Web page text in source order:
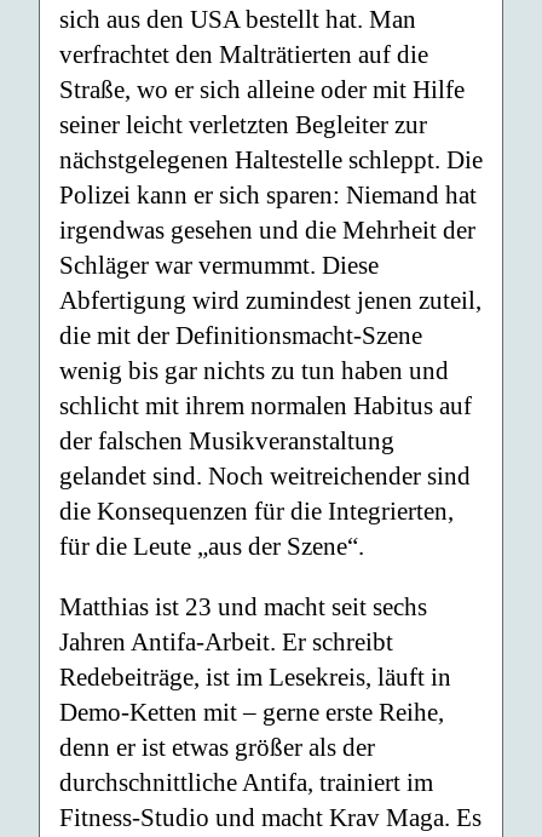
sich aus den USA bestellt hat. Man
verfrachtet den Malträtierten auf die
Straße, wo er sich alleine oder mit Hilfe
seiner leicht verletzten Begleiter zur
nächstgelegenen Haltestelle schleppt. Die
Polizei kann er sich sparen: Niemand hat
irgendwas gesehen und die Mehrheit der
Schläger war vermummt. Diese
Abfertigung wird zumindest jenen zuteil,
die mit der Definitionsmacht-Szene
wenig bis gar nichts zu tun haben und
schlicht mit ihrem normalen Habitus auf
der falschen Musikveranstaltung
gelandet sind. Noch weitreichender sind
die Konsequenzen für die Integrierten,
für die Leute „aus der Szene“.
Matthias ist 23 und macht seit sechs
Jahren Antifa-Arbeit. Er schreibt
Redebeiträge, ist im Lesekreis, läuft in
Demo-Ketten mit – gerne erste Reihe,
denn er ist etwas größer als der
durchschnittliche Antifa, trainiert im
Fitness-Studio und macht Krav Maga. Es